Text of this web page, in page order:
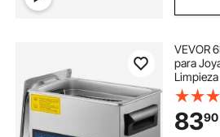
VEVOR
para
Tamaño
Tiempo
8390